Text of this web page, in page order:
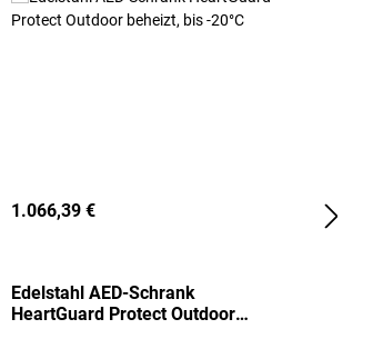
1.066,39 €
Edelstahl AED-Schrank
HeartGuard Protect Outdoor